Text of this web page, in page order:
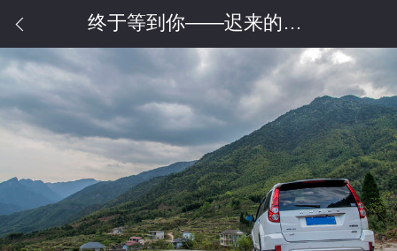
终于等到你——迟来的哈弗H5开箱帖